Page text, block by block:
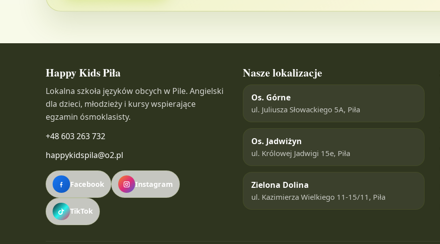
Happy Kids Piła
Lokalna szkoła języków obcych w Pile. Angielski
dla dzieci, młodzieży i kursy wspierające
egzamin ósmoklasisty.
+48 603 263 732
happykidspila@o2.pl
Facebook Instagram
TikTok
Nasze lokalizacje
Os. Górne
ul. Juliusza Słowackiego 5A, Piła
Os. Jadwiżyn
ul. Królowej Jadwigi 15e, Piła
Zielona Dolina
ul. Kazimierza Wielkiego 11-15/11, Piła